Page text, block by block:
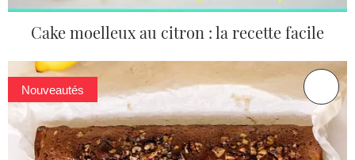
Cake moelleux au citron : la recette facile
Nouveautés